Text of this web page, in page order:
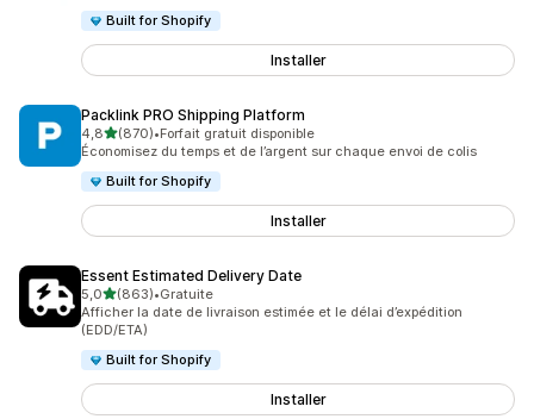
Built for Shopify
Installer
Packlink PRO Shipping Platform
4,8étoile(s) sur 5
(870)
870 avis au total
•Forfait gratuit disponible
Économisez du temps et de l’argent sur chaque envoi de colis
Built for Shopify
Installer
Essent Estimated Delivery Date
5,0étoile(s) sur 5
(863)
863 avis au total
•Gratuite
Afficher la date de livraison estimée et le délai d’expédition
(EDD/ETA)
Built for Shopify
Installer